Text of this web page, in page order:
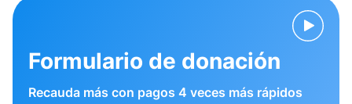
Formulario de donación
Recauda más con pagos 4 veces más rápidos